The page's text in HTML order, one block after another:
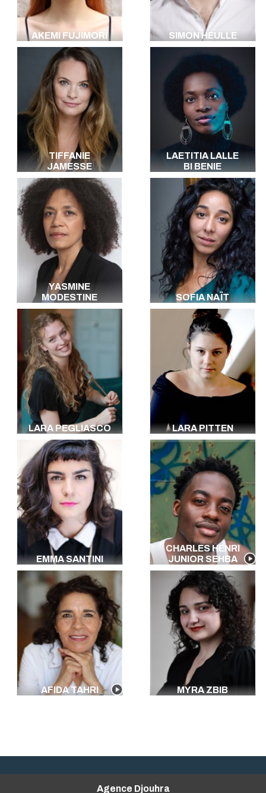
AKEMI FUJIMORI SIMON HEULLE
TIFFANIE
JAMESSE
LAETITIA LALLE
BI BENIE
YASMINE
MODESTINE
SOFIA NAÏT
LARA PEGLIASCO LARA PITTEN
EMMA SANTINI
CHARLES HENRI
JUNIOR SEHBA
AFIDA TAHRI MYRA ZBIB
Agence Djouhra